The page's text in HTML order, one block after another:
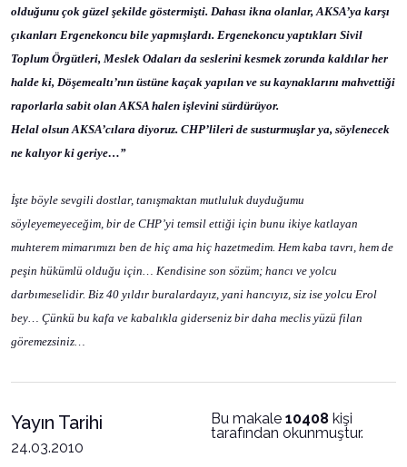
olduğunu çok güzel şekilde göstermişti. Dahası ikna olanlar, AKSA’ya karşı
çıkanları Ergenekoncu bile yapmışlardı. Ergenekoncu yaptıkları Sivil
Toplum Örgütleri, Meslek Odaları da seslerini kesmek zorunda kaldılar her
halde ki, Döşemealtı’nın üstüne kaçak yapılan ve su kaynaklarını mahvettiği
raporlarla sabit olan AKSA halen işlevini sürdürüyor.
Helal olsun AKSA’cılara diyoruz. CHP’lileri de susturmuşlar ya, söylenecek
ne kalıyor ki geriye…”
İşte böyle sevgili dostlar, tanışmaktan mutluluk duyduğumu
söyleyemeyeceğim, bir de CHP’yi temsil ettiği için bunu ikiye katlayan
muhterem mimarımızı ben de hiç ama hiç hazetmedim. Hem kaba tavrı, hem de
peşin hükümlü olduğu için… Kendisine son sözüm; hancı ve yolcu
darbımeselidir. Biz 40 yıldır buralardayız, yani hancıyız, siz ise yolcu Erol
bey… Çünkü bu kafa ve kabalıkla giderseniz bir daha meclis yüzü filan
göremezsiniz…
Yayın Tarihi
24.03.2010
Bu makale 10408 kişi
tarafından okunmuştur.